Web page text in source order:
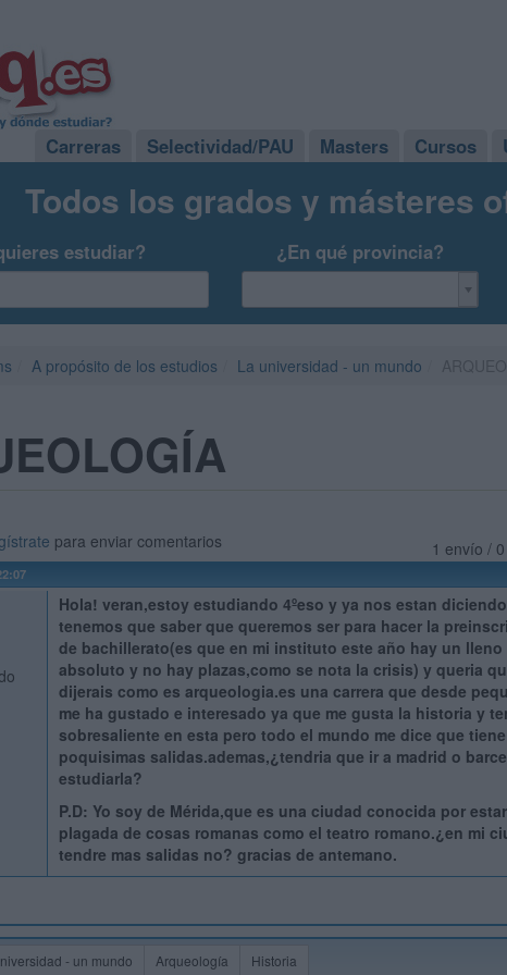
Carreras Selectividad/PAU Masters Cursos
Todos los grados y másteres
estudiar? ¿En qué provincia?
A propósito de los estudios La universidad - un mundo
1 envío /
para enviar comentarios
Hola! veran,estoy estudiando 4ºeso y ya nos estan
tenemos que saber que queremos ser para hacer la
de bachillerato(es que en mi instituto este año hay un lleno
absoluto y no hay plazas,como se nota la crisis) y queria
dijerais como es arqueologia.es una carrera que desde
me ha gustado e interesado ya que me gusta la historia y
sobresaliente en esta pero todo el mundo me dice que tiene
poquisimas salidas.ademas,¿tendria que ir a madrid o
estudiarla?
P.D: Yo soy de Mérida,que es una ciudad conocida por estar
plagada de cosas romanas como el teatro romano.¿en mi
tendre mas salidas no? gracias de antemano.
- un mundo Arqueología Historia